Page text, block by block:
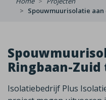
Spouwmuurisolatie
Ringbaan-Zuid
Isolatiebedrijf Plus